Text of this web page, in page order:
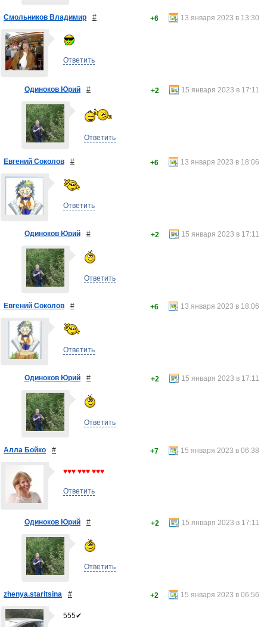
Смольников Владимир # 13 января 2023 в 13:30
+6
Ответить
Одиноков Юрий # 15 января 2023 в 17:11
+2
Ответить
Евгений Соколов # 13 января 2023 в 18:06
+6
Ответить
Одиноков Юрий # 15 января 2023 в 17:11
+2
Ответить
Евгений Соколов # 13 января 2023 в 18:06
+6
Ответить
Одиноков Юрий # 15 января 2023 в 17:11
+2
Ответить
Алла Бойко # 15 января 2023 в 06:38
+7
♥♥♥ ♥♥♥ ♥♥♥
Ответить
Одиноков Юрий # 15 января 2023 в 17:11
+2
Ответить
zhenya.staritsina # 15 января 2023 в 06:56
+2
555✔